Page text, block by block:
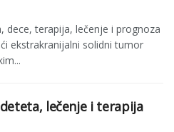
dece, terapija, lečenje i prognoza
ekstrakranijalni solidni tumor
lečenje i terapija